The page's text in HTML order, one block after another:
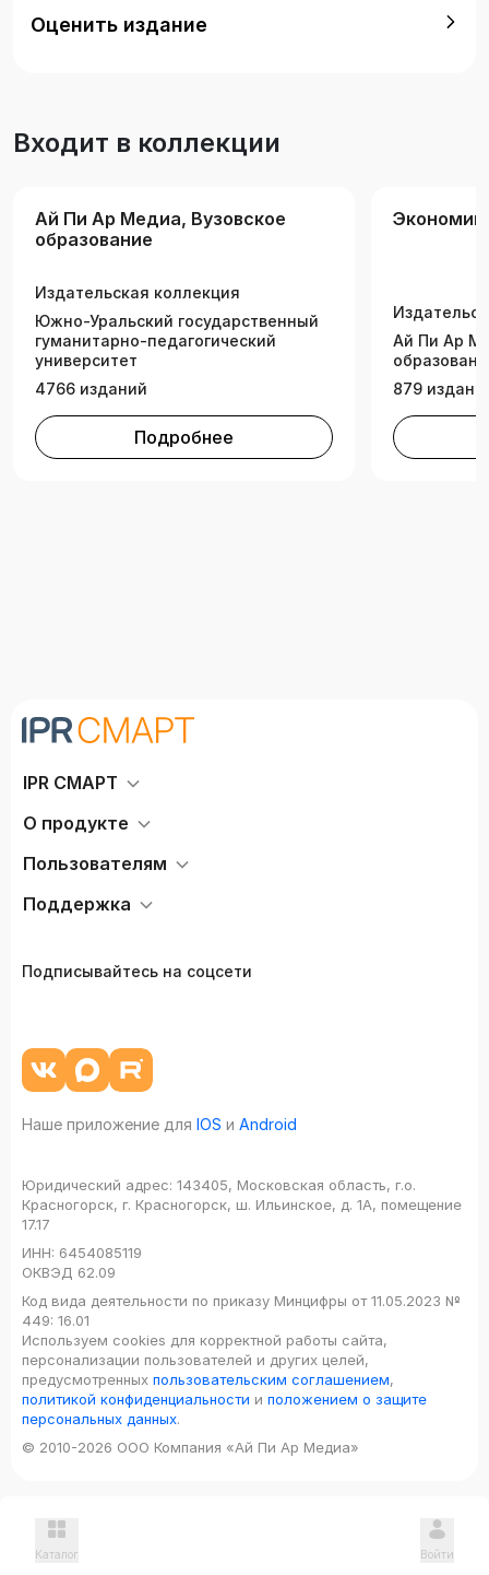
использованы и в аудиторной работе с
обучающимися, и при самостоятельной
грамотные экономические решения в
государственным образовательным
стандартом высшего образования.
по научной специальности «Региональная и
отраслевая экономика», изучающих
дисциплины «Экономика промышленности»,
«Региональная и отраслевая экономика
Оценить издание
Входит в коллекции
Ай Пи Ар Медиа, Вузовское
образование
Издательская коллекция
Южно-Уральский государственный
гуманитарно-педагогический
университет
4766 изданий
Подробнее
Ай Пи Ар
879
IPR СМАРТ
О продукте
Пользователям
Поддержка
Подписывайтесь на соцсети
Наше приложение для IOS и Android
Юридический адрес: 143405, Московская область, г.о.
Красногорск, г. Красногорск, ш. Ильинское, д. 1А, помещение
17.17
ИНН: 6454085119
ОКВЭД 62.09
Код вида деятельности по приказу Минцифры от 11.05.2023 №
449: 16.01
Используем cookies для корректной работы сайта,
персонализации пользователей и других целей,
предусмотренных пользовательским соглашением,
политикой конфиденциальности и положением о защите
персональных данных.
© 2010-2026 ООО Компания «Ай Пи Ар Медиа»
Каталог Войти